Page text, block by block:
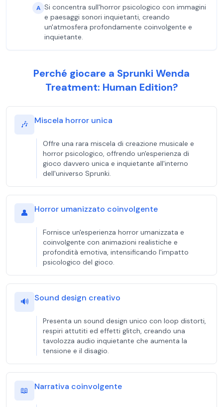
A Si concentra sull'horror psicologico con immagini
e paesaggi sonori inquietanti, creando
un'atmosfera profondamente coinvolgente e
inquietante.
Perché giocare a Sprunki Wenda
Treatment: Human Edition?
🎶 Miscela horror unica
Offre una rara miscela di creazione musicale e
horror psicologico, offrendo un'esperienza di
gioco davvero unica e inquietante all'interno
dell'universo Sprunki.
👤 Horror umanizzato coinvolgente
Fornisce un'esperienza horror umanizzata e
coinvolgente con animazioni realistiche e
profondità emotiva, intensificando l'impatto
psicologico del gioco.
🔊 Sound design creativo
Presenta un sound design unico con loop distorti,
respiri attutiti ed effetti glitch, creando una
tavolozza audio inquietante che aumenta la
tensione e il disagio.
📖 Narrativa coinvolgente